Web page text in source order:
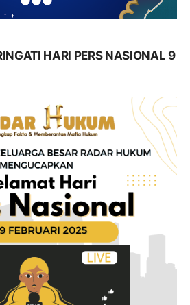
HARI PERS NASIONAL 9